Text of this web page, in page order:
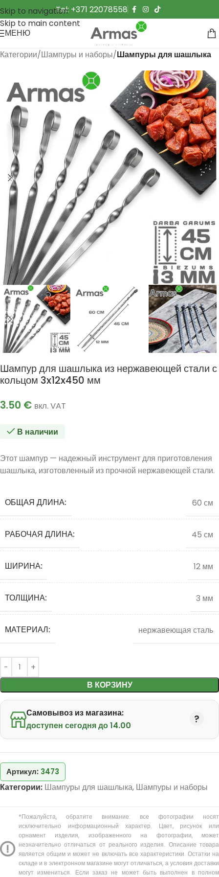
Skip to navigation
Skip to main content
Tel: +371 22078558
МЕНЮ
Категории Шампуры и наборы Шампуры для шашлыка
Шампур для шашлыка из нержавеющей стали с
кольцом 3x12x450 мм
3.50 € вкл. VAT
В наличии
Этот шампур — надежный инструмент для приготовления
шашлыка, изготовленный из прочной нержавеющей стали.
ОБЩАЯ ДЛИНА: 60 см
РАБОЧАЯ ДЛИНА: 45 см
ШИРИНА: 12 мм
ТОЛЩИНА: 3 мм
МАТЕРИАЛ: нержавеющая сталь
В КОРЗИНУ
Самовывоз из магазина:
доступен сегодня до 14.00
Артикул: 3473
Категории: Шампуры для шашлыка, Шампуры и наборы
*Пожалуйста, обратите внимание: все фотографии носят
исключительно информационный характер. Цвет, рисунок или
орнамент изделия, изображенного на фотографии, может
незначительно отличаться от реального изделия. Описание товара
является общим и может не включать все характеристики. Остатки на
складе и в электронном магазине могут отличаться, а условия доставки
могут измениться. Если заказ не может быть выполнен в полном